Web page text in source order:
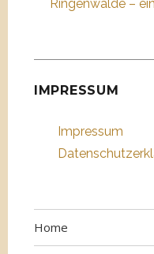
Ringenwalde –
IMPRESSUM
Impressum
Home